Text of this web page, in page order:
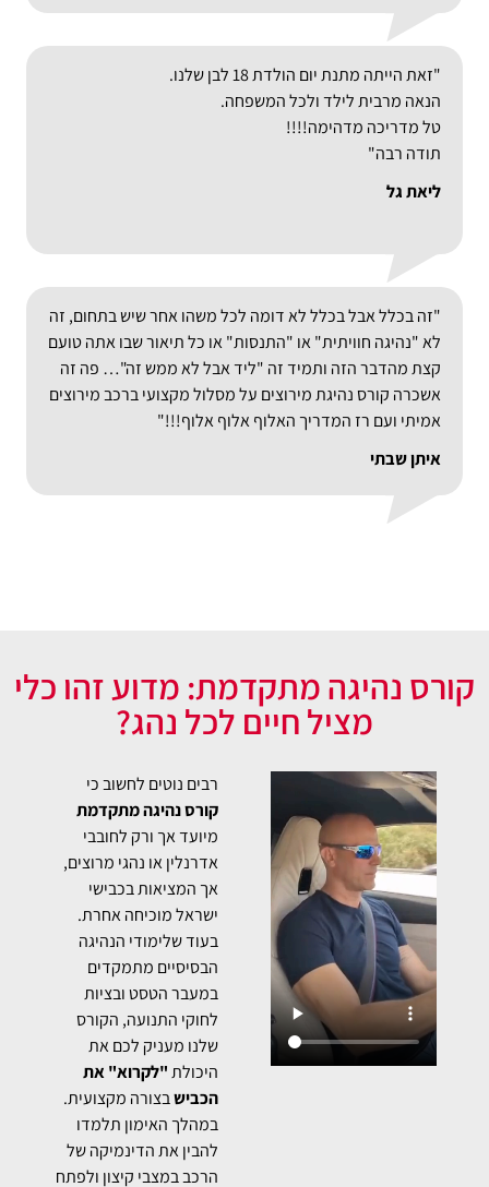
"זאת הייתה מתנת יום הולדת 18 לבן שלנו.
הנאה מרבית לילד ולכל המשפחה.
טל מדריכה מדהימה!!!!
תודה רבה"
ליאת גל
"זה בכלל אבל בכלל לא דומה לכל משהו אחר שיש בתחום, זה
לא "נהיגה חוויתית" או "התנסות" או כל תיאור שבו אתה טועם
קצת מהדבר הזה ותמיד זה "ליד אבל לא ממש זה"… פה זה
אשכרה קורס נהיגת מירוצים על מסלול מקצועי ברכב מירוצים
אמיתי ועם רז המדריך האלוף אלוף אלוף!!!"
איתן שבתי
קורס נהיגה מתקדמת: מדוע זהו כלי
מציל חיים לכל נהג?
רבים נוטים לחשוב כי
קורס נהיגה מתקדמת
מיועד אך ורק לחובבי
אדרנלין או נהגי מרוצים,
אך המציאות בכבישי
ישראל מוכיחה אחרת.
בעוד שלימודי הנהיגה
הבסיסיים מתמקדים
במעבר הטסט ובציות
לחוקי התנועה, הקורס
שלנו מעניק לכם את
היכולת"לקרוא" את
הכבישבצורה מקצועית.
במהלך האימון תלמדו
להבין את הדינמיקה של
הרכב במצבי קיצון ולפתח